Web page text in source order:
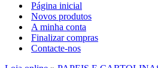
Página inicial
Novos produtos
A minha conta
Finalizar compras
Contacte-nos